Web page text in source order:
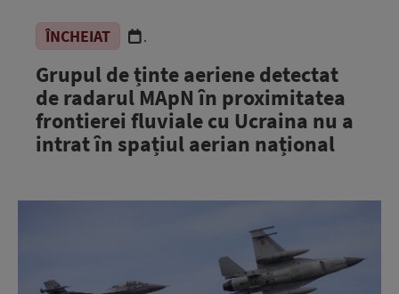
ÎNCHEIAT .
Grupul de ținte aeriene detectat
de radarul MApN în proximitatea
frontierei fluviale cu Ucraina nu a
intrat în spațiul aerian național